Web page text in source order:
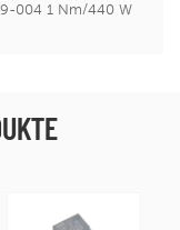
004 1 Nm/440 W